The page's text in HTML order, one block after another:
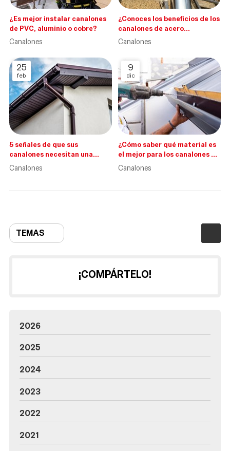
TEMAS
¿Es mejor instalar canalones
de PVC, aluminio o cobre?
Canalones
¿Conoces los beneficios de los
canalones de acero
inoxidable?
Canalones
25
feb
5 señales de que sus
canalones necesitan una
limpieza
Canalones
9
dic
¿Cómo saber qué material es
el mejor para los canalones de
mi casa?
Canalones
¡COMPÁRTELO!
2026
2025
2024
2023
2022
2021